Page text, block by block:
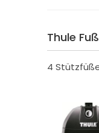
Thule
4